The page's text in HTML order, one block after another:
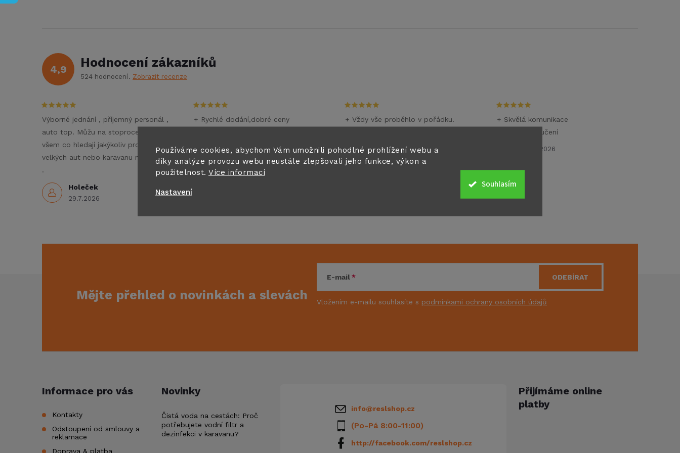
Používáme cookies, abychom Vám umožnili pohodlné prohlížení webu a
díky analýze provozu webu neustále zlepšovali jeho funkce, výkon a
použitelnost. Více informací
Nastavení
Souhlasím
4,9 Hodnocení zákazníků
524 hodnocení Zobrazit recenze
Holeček
29.7.2026
Výborné jednání , příjemný personál ,
auto top. Můžu na stoprocent doporučit
všem co hledají jakýkoliv pronájem
velkých aut nebo karavanu na dovolenou
.
30.6.2026
+ Rychlé dodání,dobré ceny
+ Vždy vše proběhlo v pořádku.
26.6.2026
+ Skvělá komunikace
+ Rychlé doručení
Mějte přehled o novinkách a slevách
E-mail
Vložením e-mailu souhlasíte s podmínkami ochrany osobních údajů
ODEBÍRAT
Informace pro vás
Kontakty
Odstoupení od smlouvy a
reklamace
Doprava & platba
Novinky
Čistá voda na cestách: Proč
potřebujete vodní filtr a
dezinfekci v karavanu?
info@reslshop.cz
(Po-Pá 8:00-11:00)
http://facebook.com/reslshop.cz
Přijímáme online
platby